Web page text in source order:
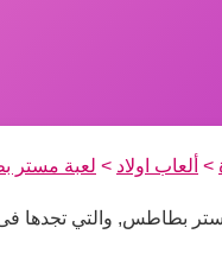
> ألعاب اولاد > لعبة مستر
بطاطس, والتي تجدها